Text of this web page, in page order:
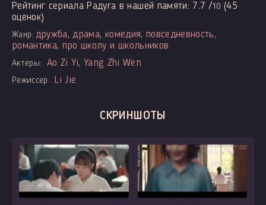
Рейтинг сериала Радуга в нашей памяти: 7.7 /10 (45
оценок)
Жанр: дружба, драма, комедия, повседневность,
романтика, про школу и школьников
Актеры: Ao Zi Yi, Yang Zhi Wen
Режиссер: Li Jie
СКРИНШОТЫ